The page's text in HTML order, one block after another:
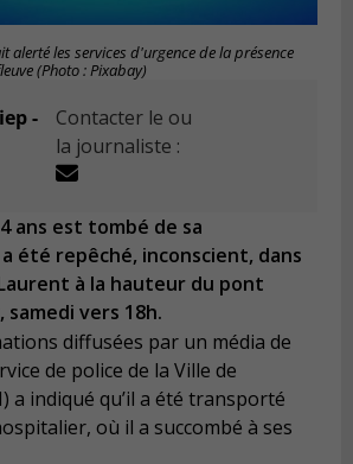
alerté les services d'urgence de la présence
(Photo : Pixabay)
-
Contacter le ou
la journaliste :
ans est tombé de sa
été repêché, inconscient, dans
à la hauteur du pont
samedi vers 18h.
diffusées par un média de
de police de la Ville de
a indiqué qu’il a été transporté
où il a succombé à ses